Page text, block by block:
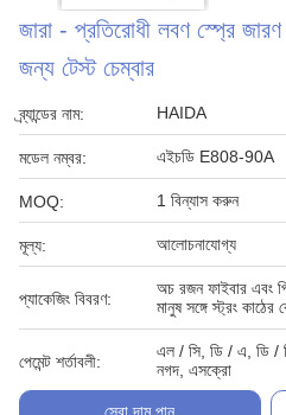
জারা - প্রতিরোধী লবণ স্প্রে
জন্য টেস্ট চেম্বার
ব্র্যান্ডের নাম: HAIDA
মডেল নম্বর: এইচডি E808-90A
MOQ: 1 বিন্যাস করুন
মূল্য: আলোচনাযোগ্য
প্যাকেজিং বিবরণ:
অচ রজন ফাইবার এবং
মানুষ সঙ্গে স্ট্রং কাঠের
পেমেন্ট শর্তাবলী:
এল / সি, ডি / এ, ডি /
নগদ, এসক্রো